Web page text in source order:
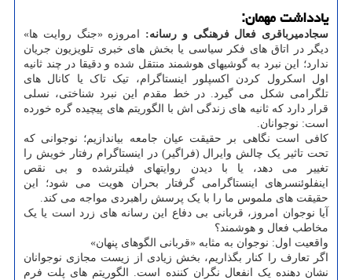
یادداشت مهمان:
سجادمیرباقری فعال فرهنگی و رسانه:
امروزه «جنگ روایت ها»
دیگر در اتاق های فکر سیاسی یا بخش های خبری تلویزیون جریان
ندارد؛ این نبرد به گوشیهای هوشمند منتقل شده و دقیقا در چند ثانیه
اول اسکرول کردن اکسپلور اینستاگرام، تیک تاک یا کانال های
تلگرامی شکل می گیرد. در خط مقدم این نبرد شناختی، نسلی
قرار دارد که ثانیه های زندگی اش با الگوریتم های پیچیده گره خورده
است: نوجوانان.
کافی است نگاهی بر حقیقت عیان جامعه بیاندازیم؛ نوجوانی که
تحت تاثیر یک چالش وایرال (فراگیر) در اینستاگرام رفتار خویش را
تغییر می دهد، یا با دیدن روایتهای فیلترشده و بی نقص
اینفلوئنسرهای اینستاگرامی گرفتار بحران هویت می شود؛ این
حقیقت های ملموس ما را با یک پرسش راهبردی مواجه می کند.
آیا نوجوان امروز، قربانی بی دفاع این رسانه های زرد است یا یک
مخاطب فعال و هوشمند؟
واقعیت اول: نوجوان به مثابه «قربانی الگوهای پنهان»
اگر تعارف را کنار بگذاریم، بخش زیادی از زیست مجازی نوجوانان
نشان دهنده یک انفعال نگران کننده است. الگوریتم های پلت فرم